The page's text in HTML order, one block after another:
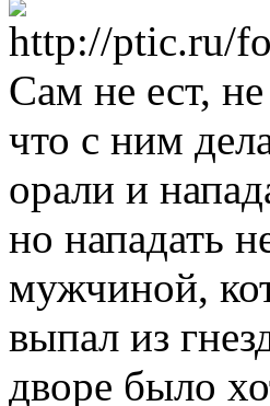
Сам не ест,
что с ним
орали и
но нападать
мужчиной,
выпал из
дворе было